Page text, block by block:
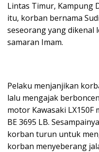
Lintas Timur, Kampung
itu, korban bernama
seseorang yang dikenal
samaran Imam.
Pelaku menjanjikan
lalu mengajak
motor Kawasaki
BE 3695 LB.
korban turun untuk
korban menyeberang